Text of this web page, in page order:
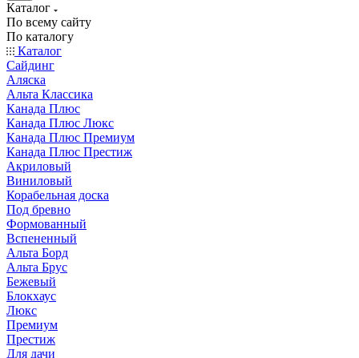
Каталог
По всему сайту
По каталогу
Каталог
Сайдинг
Аляска
Альта Классика
Канада Плюс
Канада Плюс Люкс
Канада Плюс Премиум
Канада Плюс Престиж
Акриловый
Виниловый
Корабельная доска
Под бревно
Формованный
Вспененный
Альта Борд
Альта Брус
Бежевый
Блокхаус
Люкс
Премиум
Престиж
Для дачи